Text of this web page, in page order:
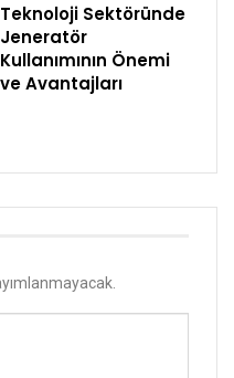
Teknoloji Sektöründe
Jeneratör
Kullanımının Önemi
ve Avantajları